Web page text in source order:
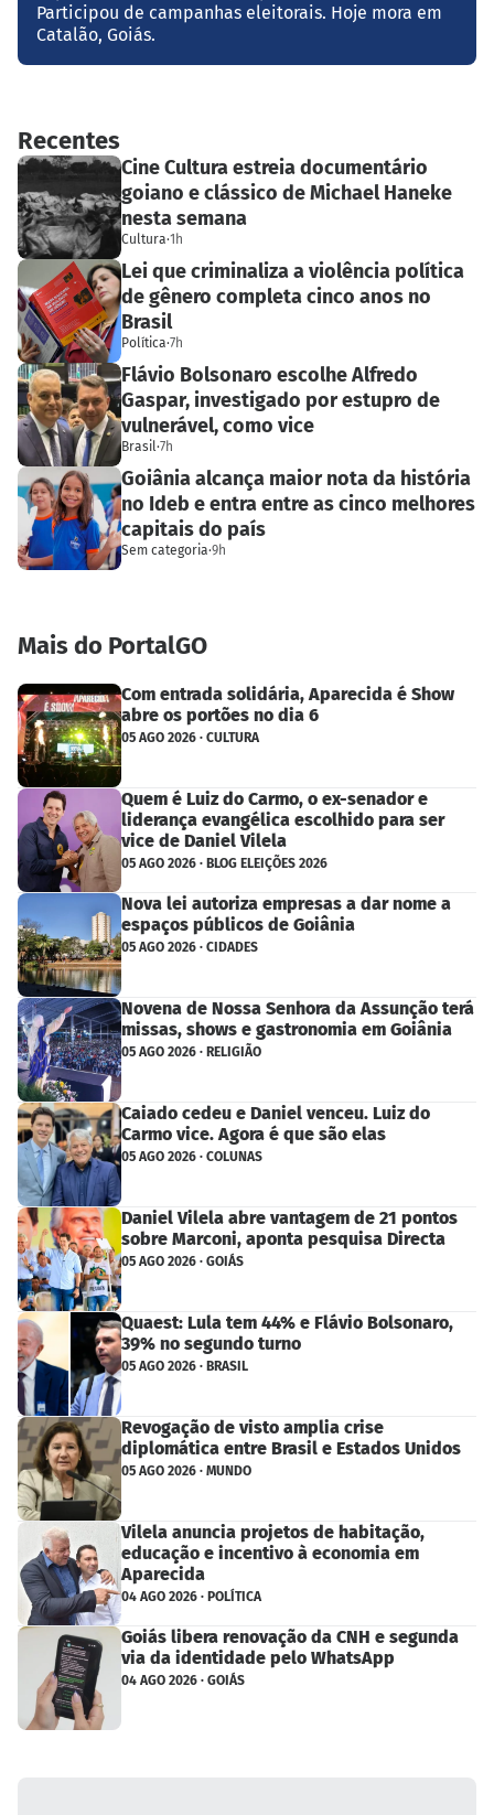
Participou de campanhas eleitorais. Hoje mora em
Catalão, Goiás.
Recentes
Cine Cultura estreia documentário
goiano e clássico de Michael Haneke
nesta semana
Cultura·1h
Lei que criminaliza a violência política
de gênero completa cinco anos no
Brasil
Política·7h
Flávio Bolsonaro escolhe Alfredo
Gaspar, investigado por estupro de
vulnerável, como vice
Brasil·7h
Goiânia alcança maior nota da história
no Ideb e entra entre as cinco melhores
capitais do país
Sem categoria·9h
Mais do PortalGO
Com entrada solidária, Aparecida é Show
abre os portões no dia 6
05 AGO 2026 · CULTURA
Quem é Luiz do Carmo, o ex-senador e
liderança evangélica escolhido para ser
vice de Daniel Vilela
05 AGO 2026 · BLOG ELEIÇÕES 2026
Nova lei autoriza empresas a dar nome a
espaços públicos de Goiânia
05 AGO 2026 · CIDADES
Novena de Nossa Senhora da Assunção terá
missas, shows e gastronomia em Goiânia
05 AGO 2026 · RELIGIÃO
Caiado cedeu e Daniel venceu. Luiz do
Carmo vice. Agora é que são elas
05 AGO 2026 · COLUNAS
Daniel Vilela abre vantagem de 21 pontos
sobre Marconi, aponta pesquisa Directa
05 AGO 2026 · GOIÁS
Quaest: Lula tem 44% e Flávio Bolsonaro,
39% no segundo turno
05 AGO 2026 · BRASIL
Revogação de visto amplia crise
diplomática entre Brasil e Estados Unidos
05 AGO 2026 · MUNDO
Vilela anuncia projetos de habitação,
educação e incentivo à economia em
Aparecida
04 AGO 2026 · POLÍTICA
Goiás libera renovação da CNH e segunda
via da identidade pelo WhatsApp
04 AGO 2026 · GOIÁS